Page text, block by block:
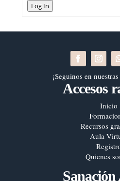
Log In
¡Seguinos en
Accesos
Inicio
Recursos
Aula
Quienes